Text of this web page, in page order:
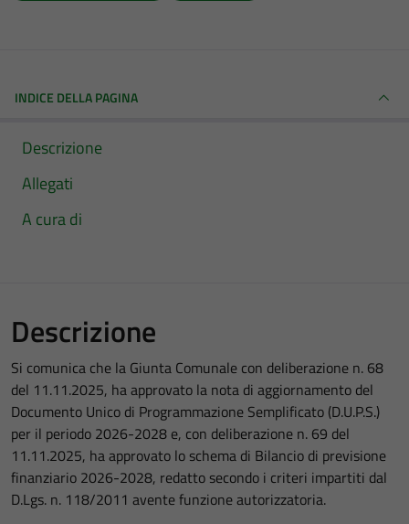
INDICE DELLA PAGINA
Descrizione
Allegati
A cura di
Descrizione
Si comunica che la Giunta Comunale con deliberazione n. 68
del 11.11.2025, ha approvato la nota di aggiornamento del
Documento Unico di Programmazione Semplificato (D.U.P.S.)
per il periodo 2026-2028 e, con deliberazione n. 69 del
11.11.2025, ha approvato lo schema di Bilancio di previsione
finanziario 2026-2028, redatto secondo i criteri impartiti dal
D.Lgs. n. 118/2011 avente funzione autorizzatoria.